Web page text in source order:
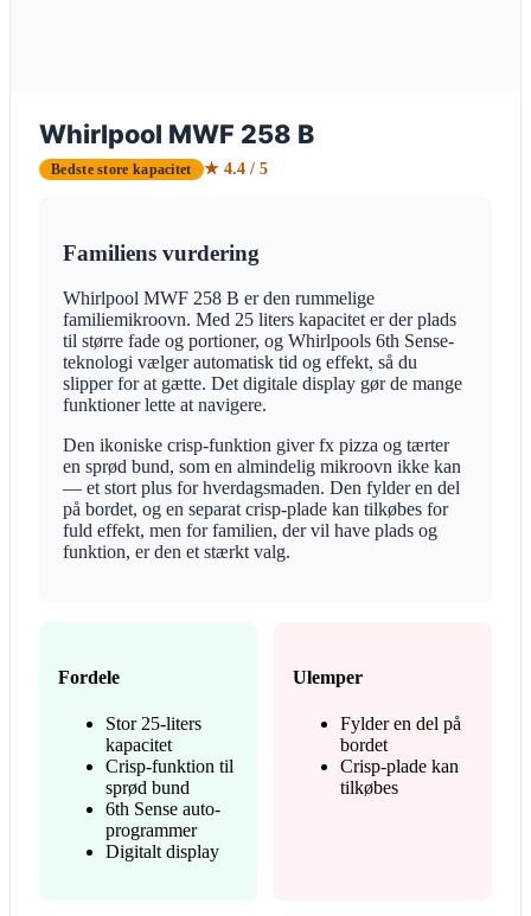
Whirlpool MWF 258 B
Bedste store kapacitet ★ 4.4 / 5
Familiens vurdering
Whirlpool MWF 258 B er den rummelige
familiemikroovn. Med 25 liters kapacitet er der plads
til større fade og portioner, og Whirlpools 6th Sense-
teknologi vælger automatisk tid og effekt, så du
slipper for at gætte. Det digitale display gør de mange
funktioner lette at navigere.
Den ikoniske crisp-funktion giver fx pizza og tærter
en sprød bund, som en almindelig mikroovn ikke kan
— et stort plus for hverdagsmaden. Den fylder en del
på bordet, og en separat crisp-plade kan tilkøbes for
fuld effekt, men for familien, der vil have plads og
funktion, er den et stærkt valg.
Fordele
Stor 25-liters
kapacitet
Crisp-funktion til
sprød bund
6th Sense auto-
programmer
Digitalt display
Ulemper
Fylder en del på
bordet
Crisp-plade kan
tilkøbes